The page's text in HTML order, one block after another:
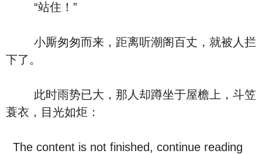
“站住！”
小厮匆匆而来，距离听潮阁百丈，就被人拦
下了。
此时雨势已大，那人却蹲坐于屋檐上，斗笠
蓑衣，目光如炬：
The content is not finished, continue reading